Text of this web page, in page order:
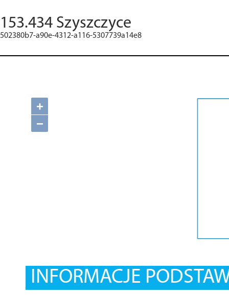
153.434 Szyszczyce
502380b7-a90e-4312-a116-5307739a14e8
+
−
INFORMACJE